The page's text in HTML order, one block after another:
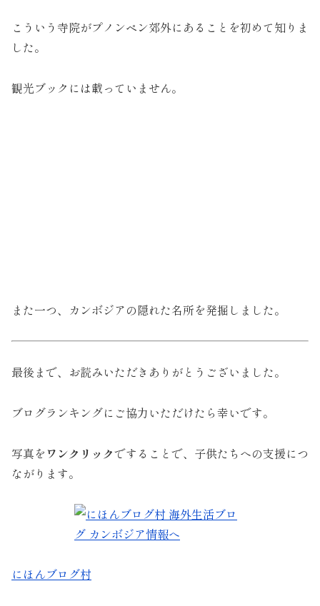
こういう寺院がプノンペン郊外にあることを初めて知りま
した。
観光ブックには載っていません。
また一つ、カンボジアの隠れた名所を発掘しました。
最後まで、お読みいただきありがとうございました。
ブログランキングにご協力いただけたら幸いです。
写真をワンクリックですることで、子供たちへの支援につ
ながります。
にほんブログ村